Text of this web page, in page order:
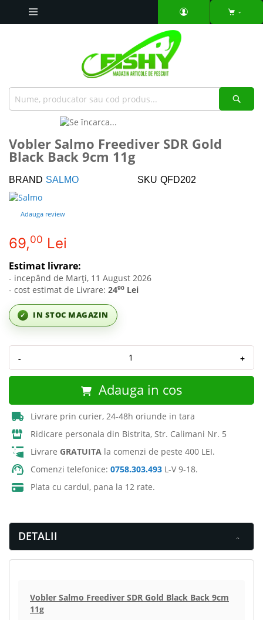
the
end
the
images
gallery
to
the
of
the
images
gallery
Vobler Salmo Freediver SDR Gold
Black Back 9cm 11g
BRAND SALMO SKU QFD202
Adauga review
69,00 Lei
✓ IN STOC MAGAZIN
Estimat livrare:
- incepând de Marți, 11 August 2026
- cost estimat de Livrare: 2490 Lei
- +
Adauga in cos
Livrare prin curier, 24-48h oriunde in tara
Ridicare personala din Bistrita, Str. Calimani Nr. 5
Livrare GRATUITA la comenzi de peste 400 LEI.
Comenzi telefonice: 0758.303.493 L-V 9-18.
Plata cu cardul, pana la 12 rate.
DETALII
Vobler Salmo Freediver SDR Gold Black Back 9cm
11g